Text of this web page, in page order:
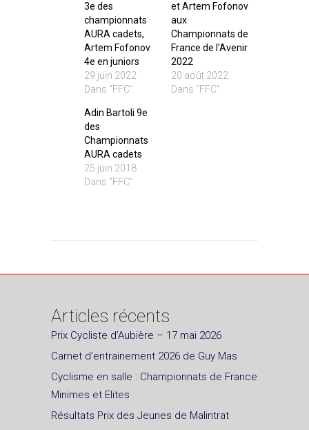
3e des
championnats
AURA cadets,
Artem Fofonov
4e en juniors
29 juin 2022
Dans "FFC"
et Artem Fofonov
aux
Championnats de
France de l’Avenir
2022
20 août 2022
Dans "FFC"
Adin Bartoli 9e
des
Championnats
AURA cadets
25 juin 2018
Dans "FFC"
Articles récents
Prix Cycliste d’Aubière – 17 mai 2026
Carnet d’entrainement 2026 de Guy Mas
Cyclisme en salle : Championnats de France
Minimes et Elites
Résultats Prix des Jeunes de Malintrat